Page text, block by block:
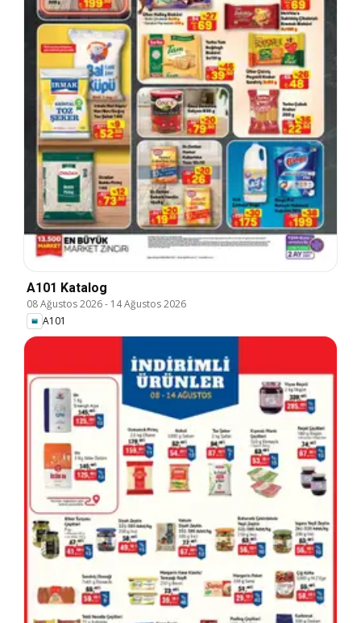
A101 Katalog
08 Ağustos 2026- 14 Ağustos 2026
A101